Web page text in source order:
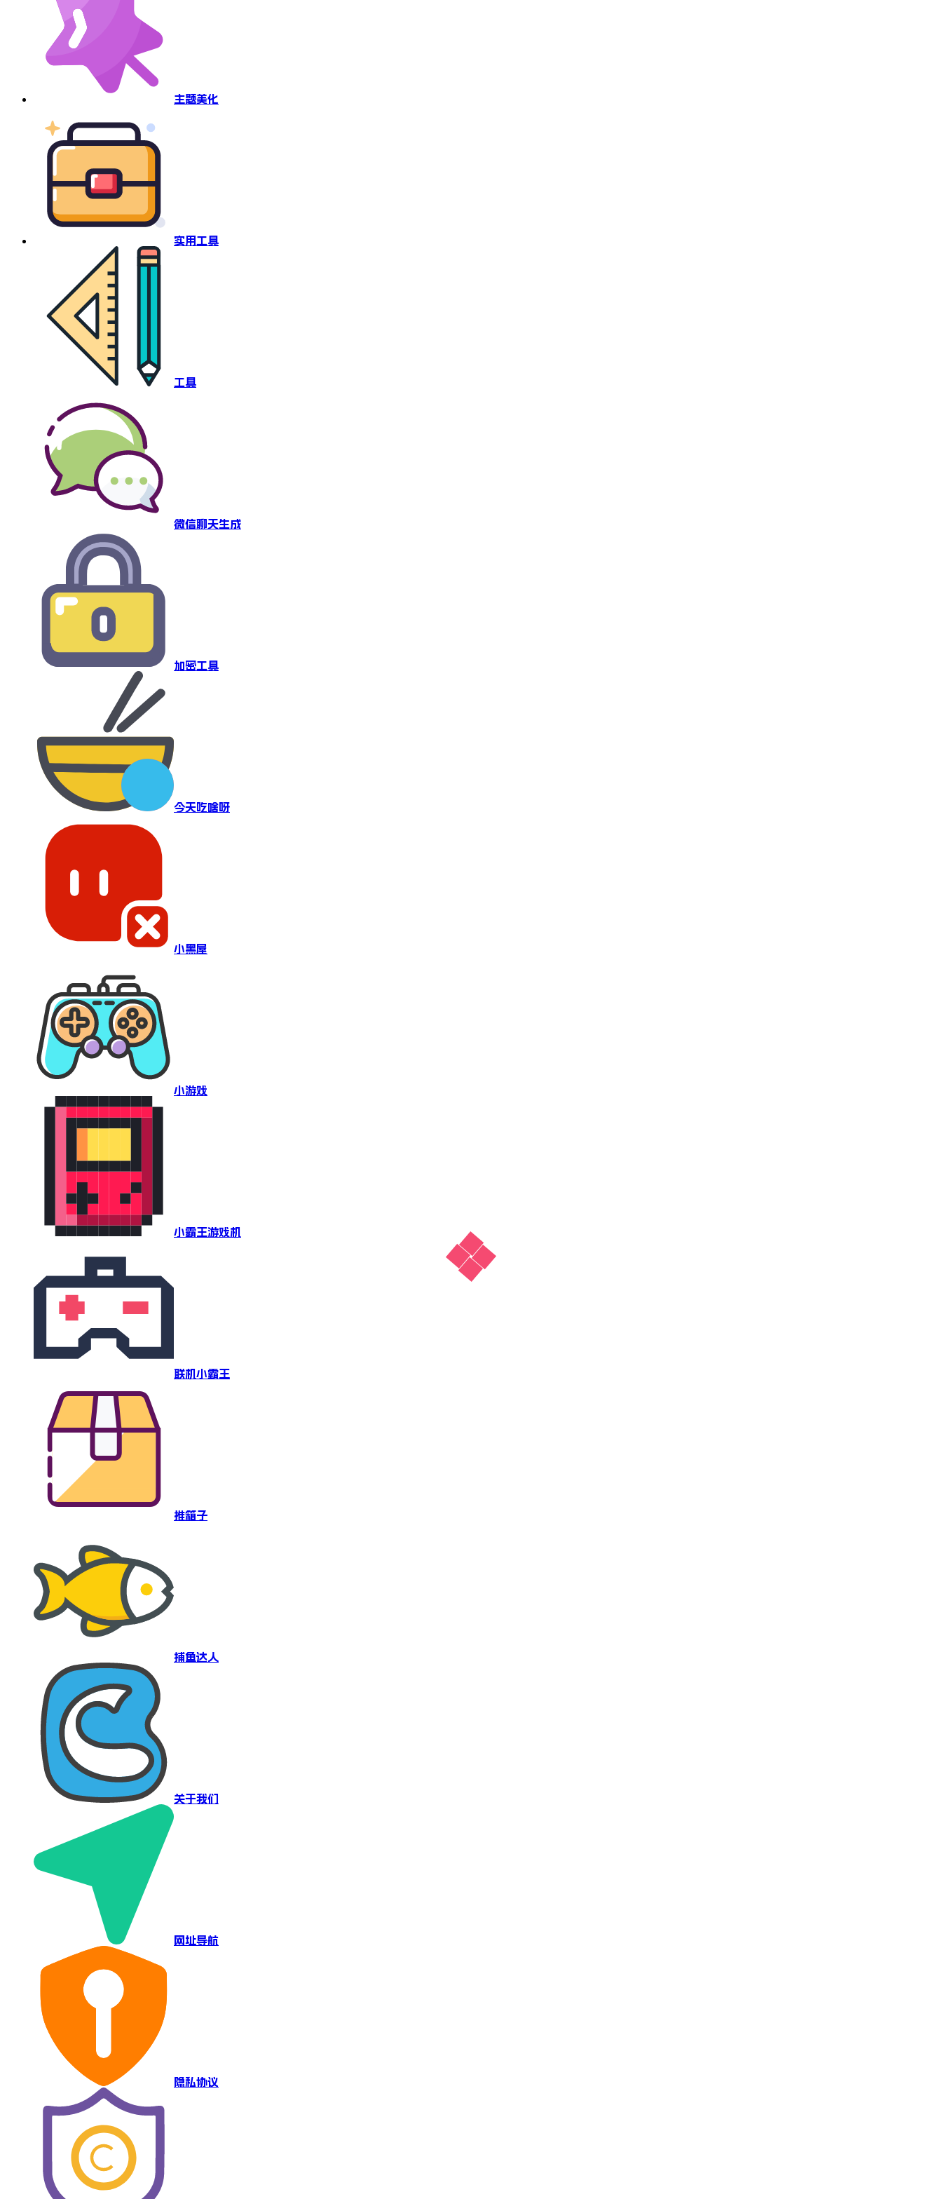
主题美化
实用工具
工具
微信聊天生成
加密工具
今天吃啥呀
小黑屋
小游戏
小霸王游戏机
联机小霸王
推箱子
捕鱼达人
关于我们
网址导航
隐私协议